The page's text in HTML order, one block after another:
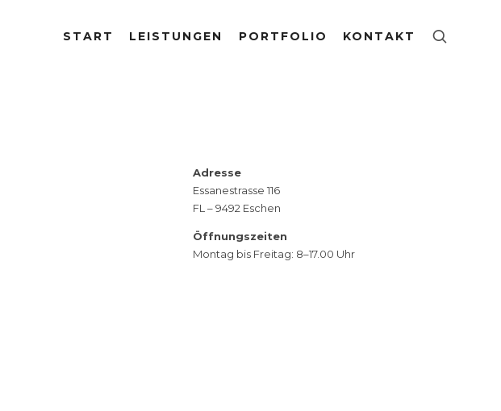
START LEISTUNGEN PORTFOLIO KONTAKT
Adresse
Essanestrasse 116
FL – 9492 Eschen
Öffnungszeiten
Montag bis Freitag: 8–17.00 Uhr